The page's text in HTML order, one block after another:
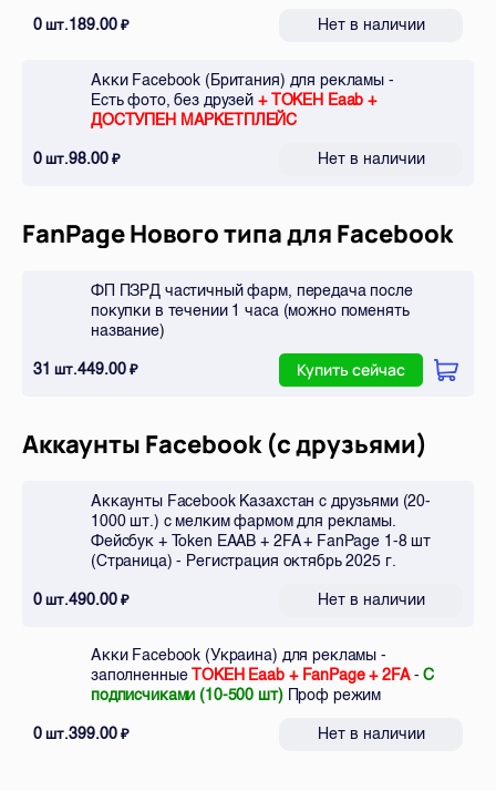
0шт.189.00₽ Нет в наличии
Акки Facebook (Британия) для рекламы -
Есть фото, без друзей+ ТОКЕН Eaab +
ДОСТУПЕН МАРКЕТПЛЕЙС
0шт.98.00₽ Нет в наличии
FanPage Нового типа для Facebook
ФП ПЗРД частичный фарм, передача после
покупки в течении 1 часа (можно поменять
название)
31 шт.449.00₽ Купить сейчас
Аккаунты Facebook (с друзьями)
Аккаунты Facebook Казахстан с друзьями (20-
1000 шт.) с мелким фармом для рекламы.
Фейсбук + Token EAAB + 2FA + FanPage 1-8 шт
(Страница) - Регистрация октябрь 2025 г.
0шт.490.00₽ Нет в наличии
Акки Facebook (Украина) для рекламы -
заполненныеТОКЕН Eaab + FanPage + 2FA-С
подписчиками (10-500 шт)Проф режим
0шт.399.00₽ Нет в наличии